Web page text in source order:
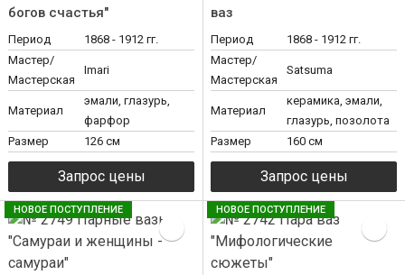
богов счастья"
Период
1868 - 1912 гг.
Мастер/
Мастерская
Imari
Материал
эмали, глазурь,
фарфор
Размер
126 см
ваз
Период
1868 - 1912 гг.
Мастер/
Мастерская
Satsuma
Материал
керамика, эмали,
глазурь, позолота
Размер
160 см
НОВОЕ ПОСТУПЛЕНИЕ НОВОЕ ПОСТУПЛЕНИЕ